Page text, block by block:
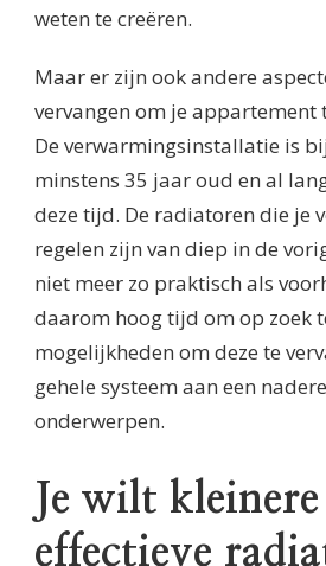
weten te creëren.
Maar er zijn ook andere
vervangen om je appartement
De verwarmingsinstallatie is
minstens 35 jaar oud en al
deze tijd. De radiatoren die je
regelen zijn van diep in de
niet meer zo praktisch als
daarom hoog tijd om op zoek
mogelijkheden om deze te
gehele systeem aan een
onderwerpen.
Je wilt kleinere
effectieve